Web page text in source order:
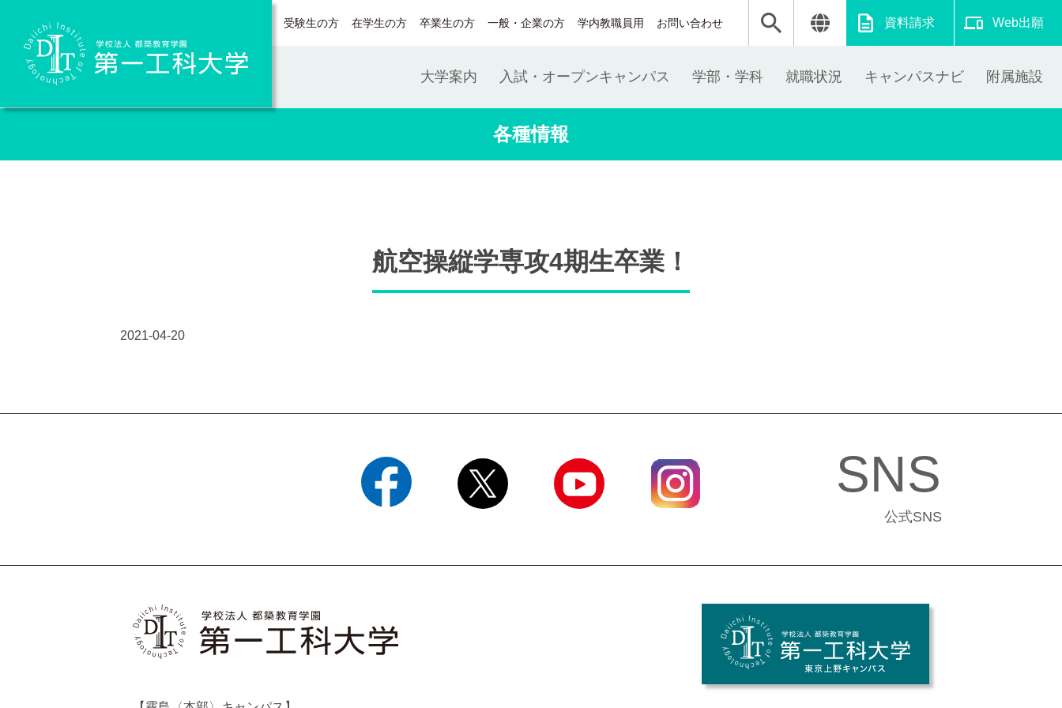
受験生の方 在学生の方 卒業生の方 一般・企業の方 学内教職員用 お問い合わせ 資料請求 Web出願
Daiichi Institute of Technology 大学案内 入試・オープンキャンパス 学部・学科 就職状況 キャンパスナビ 附属施設
各種情報
航空操縦学専攻4期生卒業！
2021-04-20
SNS
公式SNS